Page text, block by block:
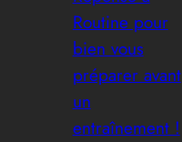
Routine pour
bien vous
préparer avant
un
entraînement !